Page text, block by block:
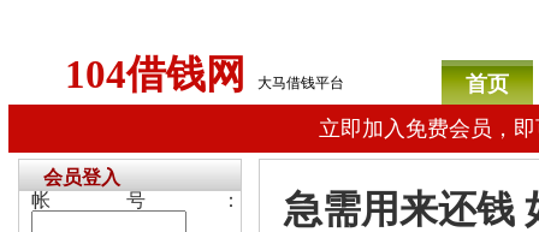
104借钱网 大马借钱平台
首页
立即加入免费会员，
急需用来还钱
会员登入
帐号：